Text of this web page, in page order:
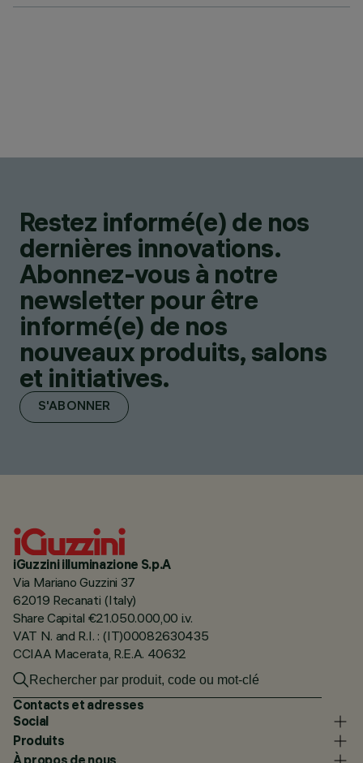
Restez informé(e) de nos
dernières innovations.
Abonnez-vous à notre
newsletter pour être
informé(e) de nos
nouveaux produits, salons
et initiatives.
S'ABONNER
iGuzzini illuminazione S.p.A
Via Mariano Guzzini 37
62019 Recanati (Italy)
Share Capital €21.050.000,00 i.v.
VAT N. and R.I. : (IT)00082630435
CCIAA Macerata, R.E.A. 40632
Contacts et adresses
Social
Produits